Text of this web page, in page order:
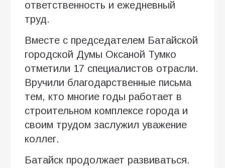
ответственность и ежедневный
труд.
Вместе с председателем Батайской
городской Думы Оксаной Тумко
отметили 17 специалистов отрасли.
Вручили благодарственные письма
тем, кто многие годы работает в
строительном комплексе города и
своим трудом заслужил уважение
коллег.
Батайск продолжает развиваться.